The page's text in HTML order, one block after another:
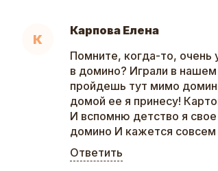
К
Карпова Елена
Помните, когда-то, очень
в домино? Играли в
пройдешь тут мимо
домой ее я принесу!
И вспомню детство я
домино И кажется
Ответить